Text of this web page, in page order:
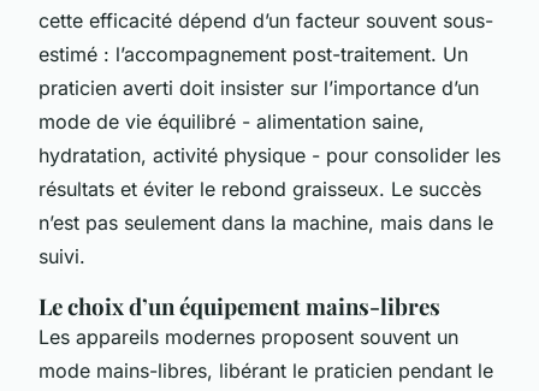
cette efficacité dépend d’un facteur souvent sous-
estimé : l’accompagnement post-traitement. Un
praticien averti doit insister sur l’importance d’un
mode de vie équilibré - alimentation saine,
hydratation, activité physique - pour consolider les
résultats et éviter le rebond graisseux. Le succès
n’est pas seulement dans la machine, mais dans le
suivi.
Le choix d’un équipement mains-libres
Les appareils modernes proposent souvent un
mode mains-libres, libérant le praticien pendant le